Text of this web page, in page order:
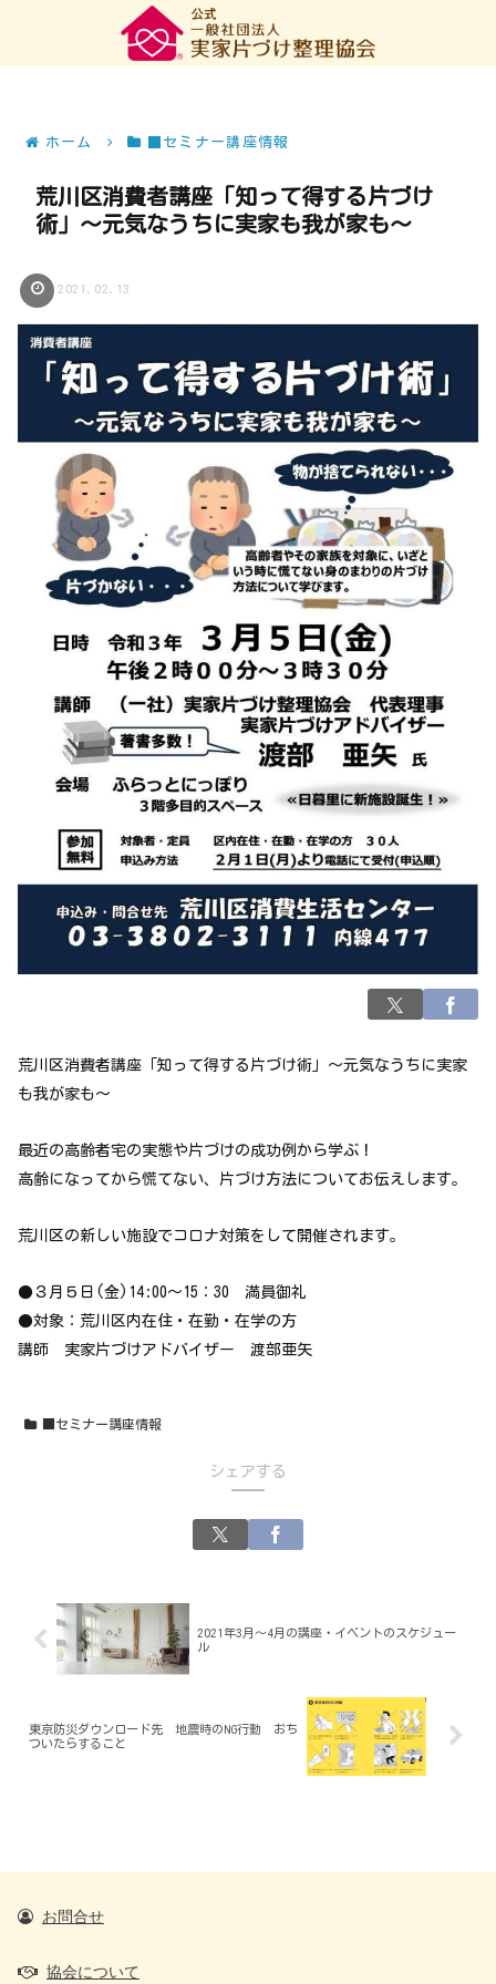
ホーム ■セミナー講座情報
荒川区消費者講座「知って得する片づけ
術」～元気なうちに実家も我が家も～
2021.02.13
荒川区消費者講座「知って得する片づけ術」～元気なうちに実家
も我が家も～
最近の高齢者宅の実態や片づけの成功例から学ぶ！
高齢になってから慌てない、片づけ方法についてお伝えします。
荒川区の新しい施設でコロナ対策をして開催されます。
●３月５日(金)14:00～15：30 満員御礼
●対象：荒川区内在住・在勤・在学の方
講師 実家片づけアドバイザー 渡部亜矢
■セミナー講座情報
シェアする
2021年3月～4月の講座・イベントのスケジュー
ル
東京防災ダウンロード先 地震時のNG行動 おち
ついたらすること
お問合せ
協会について